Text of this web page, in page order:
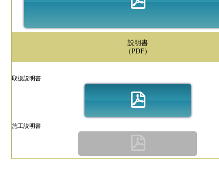
説明書
（PDF）
取扱説明書
施工説明書